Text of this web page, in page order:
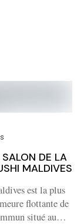
DE LA
MALDIVES
est la plus
flottante de
situé au…